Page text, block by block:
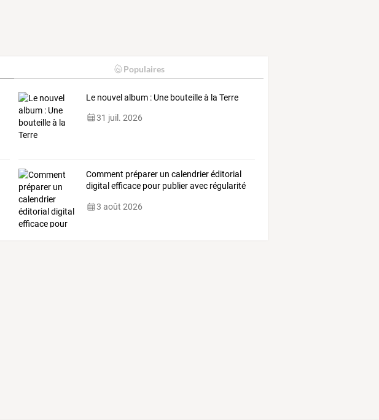
Populaires
Le nouvel album : Une bouteille à la Terre
31 juil. 2026
Comment préparer un calendrier éditorial
digital efficace pour publier avec régularité
3 août 2026